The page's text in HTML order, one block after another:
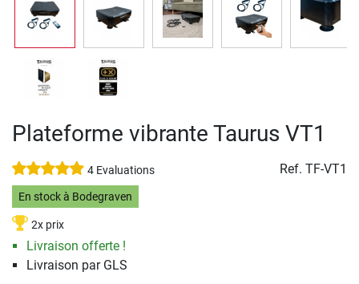
Plateforme vibrante Taurus VT1
4 Evaluations Ref. TF-VT1
En stock à Bodegraven
2x prix
Livraison offerte !
Livraison par GLS